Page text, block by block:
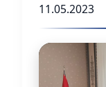
11.05.2023